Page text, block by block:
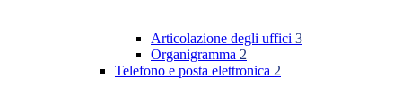
Articolazione degli uffici 3
Organigramma 2
Telefono e posta elettronica 2